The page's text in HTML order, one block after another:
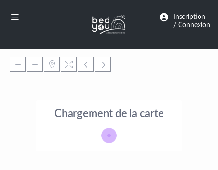
Inscription
/ Connexion
Chargement de la carte